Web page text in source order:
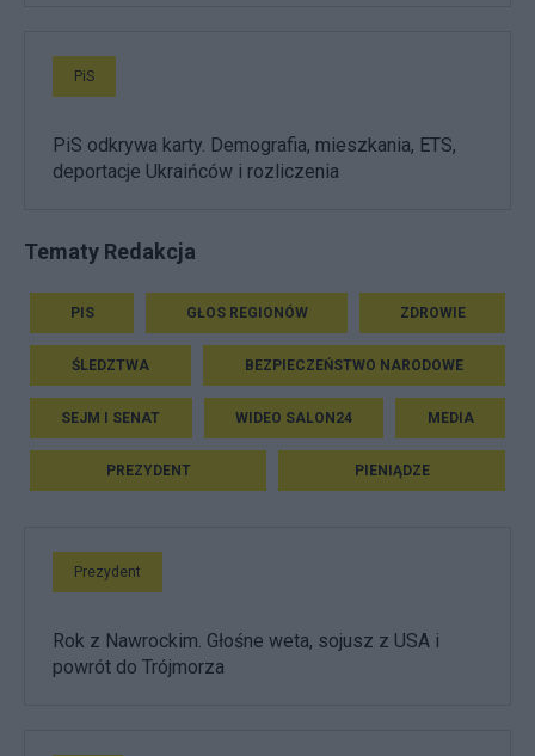
PiS
PiS odkrywa karty. Demografia, mieszkania, ETS,
deportacje Ukraińców i rozliczenia
Tematy Redakcja
PIS GŁOS REGIONÓW ZDROWIE
ŚLEDZTWA BEZPIECZEŃSTWO NARODOWE
SEJM I SENAT WIDEO SALON24 MEDIA
PREZYDENT PIENIĄDZE
Prezydent
Rok z Nawrockim. Głośne weta, sojusz z USA i
powrót do Trójmorza